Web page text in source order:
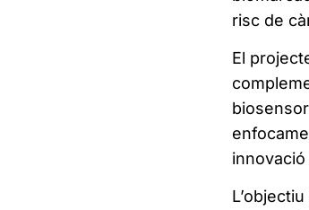
risc de
El